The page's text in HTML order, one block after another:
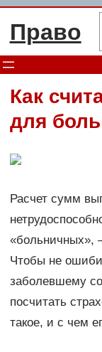
Перейти
Право
Как
для
Расчет сумм
«больничных»,
Чтобы не
заболевшему
посчитать
такое, и с чем